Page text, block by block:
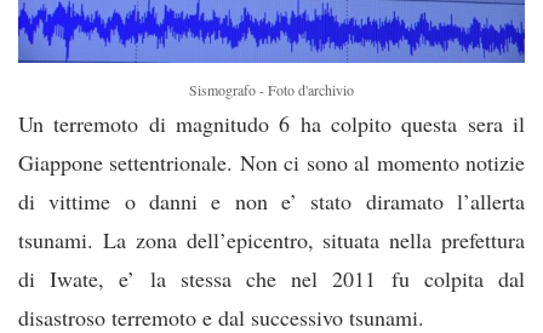
Sismografo - Foto d'archivio
Un terremoto di magnitudo 6 ha colpito questa sera il
Giappone settentrionale. Non ci sono al momento notizie
di vittime o danni e non e’ stato diramato l’allerta
tsunami. La zona dell’epicentro, situata nella prefettura
di Iwate, e’ la stessa che nel 2011 fu colpita dal
disastroso terremoto e dal successivo tsunami.